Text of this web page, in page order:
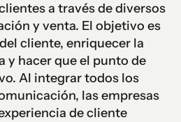
a través de diversos
y venta. El objetivo es
cliente, enriquecer la
y hacer que el punto de
Al integrar todos los
las empresas
de cliente